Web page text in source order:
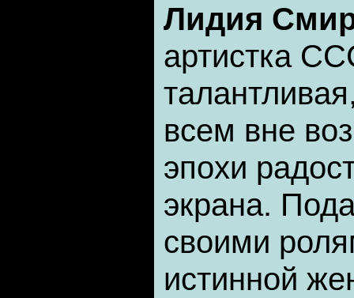
Лидия
артистка
всем вне
эпохи
экрана.
своими
истинной